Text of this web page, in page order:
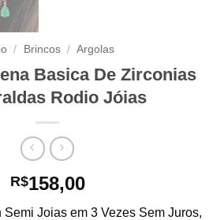
/ Brincos / Argolas
Basica De Zirconias
Rodio Jóias
R$158,00
Semi Joias em 3 Vezes Sem Juros,